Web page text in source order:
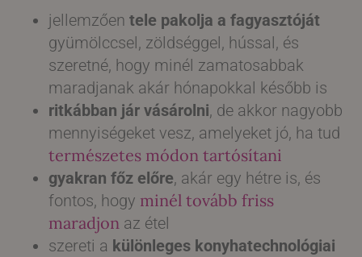
jellemzően tele pakolja a fagyasztóját
gyümölccsel, zöldséggel, hússal, és
szeretné, hogy minél zamatosabbak
maradjanak akár hónapokkal később is
ritkábban jár vásárolni, de akkor nagyobb
mennyiségeket vesz, amelyeket jó, ha tud
természetes módon tartósítani
gyakran főz előre, akár egy hétre is, és
fontos, hogy minél tovább friss
maradjon az étel
szereti a különleges konyhatechnológiai